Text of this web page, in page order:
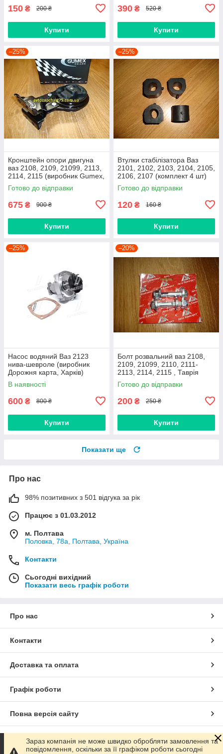
150 ₴ 200 ₴
Купити
390 ₴ 520 ₴
Купити
–25%
Кронштейн опори двигуна
ваз 2108, 2109, 21099, 2113,
2114, 2115 (виробник Gumex,
Польща)
Готово до відправки
675 ₴ 900 ₴
Купити
–25%
Втулки стабілізатора Ваз
2101, 2102, 2103, 2104, 2105,
2106, 2107 (комплект 4 шт)
виробник Gumex, Польща
Готово до відправки
120 ₴ 160 ₴
Купити
–25%
Насос водяний Ваз 2123
нива-шевроле (виробник
Дорожня карта, Харків)
В наявності
600 ₴ 800 ₴
Купити
–20%
Болт розвальний ваз 2108,
2109, 21099, 2110, 2111-
2113, 2114, 2115 , Таврія
М12х60, стойки передньої
(Авто Комплект)
Готово до відправки
200 ₴ 250 ₴
Купити
Показати ще
Про нас
98% позитивних з 501 відгука за рік
Працює з 01.03.2012
м. Полтава
Половка, 78а, Полтава, Україна
Контакти
Сьогодні вихідний
Показати весь графік роботи
Про нас
Контакти
Доставка та оплата
Графік роботи
Повна версія сайту
Сайт створено на маркетплейсі Prom.ua
Зараз компанія не може швидко обробляти замовлення та
повідомлення, оскільки за її графіком роботи сьогодні